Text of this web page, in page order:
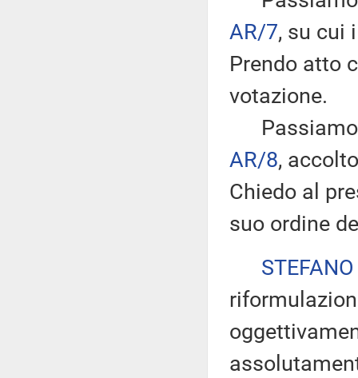
AR/7, su cui
Prendo atto
votazione.
Passiamo
AR/8,
Chiedo al
suo ordine